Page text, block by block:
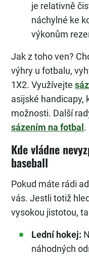
je relativně
náchylné ke
výkonům
Jak z toho ven?
výhry u fotbalu,
1X2. Využívejte
asijské handicapy,
možnosti. Další
sázením na fotbal .
Kde vládne
baseball
Pokud máte rádi
vás. Jestli totiž
vysokou jistotou,
Lední hokej:
náhodných